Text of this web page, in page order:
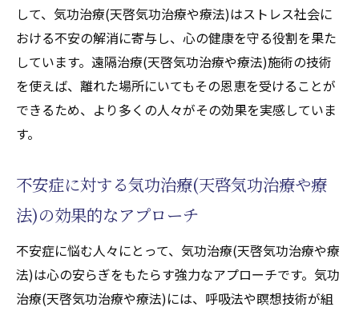
して、気功治療(天啓気功治療や療法)はストレス社会に
おける不安の解消に寄与し、心の健康を守る役割を果た
しています。遠隔治療(天啓気功治療や療法)施術の技術
を使えば、離れた場所にいてもその恩恵を受けることが
できるため、より多くの人々がその効果を実感していま
す。
不安症に対する気功治療(天啓気功治療や療
法)の効果的なアプローチ
不安症に悩む人々にとって、気功治療(天啓気功治療や療
法)は心の安らぎをもたらす強力なアプローチです。気功
治療(天啓気功治療や療法)には、呼吸法や瞑想技術が組